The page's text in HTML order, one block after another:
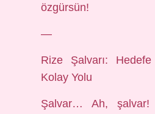
özgürsün!
—
Rize Şalvarı:
Kolay Yolu
Şalvar… Ah, şalvar!